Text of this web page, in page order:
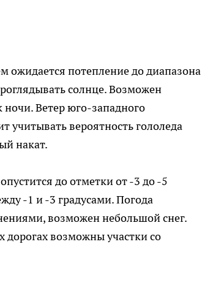
ожидается потепление до диапазона
солнце. Возможен
Ветер юго-западного
учитывать вероятность гололеда
накат.
до отметки от -3 до -5
-1 и -3 градусами. Погода
возможен небольшой снег.
дорогах возможны участки со